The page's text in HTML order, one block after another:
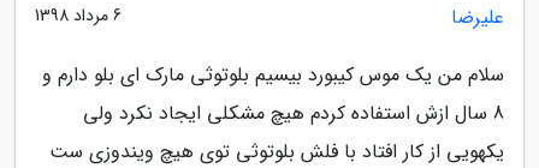
علیرضا 6 مرداد 1398
سلام من یک موس کیبورد بیسیم بلوتوثی مارک ای بلو دارم و
8 سال ازش استفاده کردم هیچ مشکلی ایجاد نکرد ولی
یکهویی از کار افتاد با فلش بلوتوثی توی هیچ ویندوزی ست